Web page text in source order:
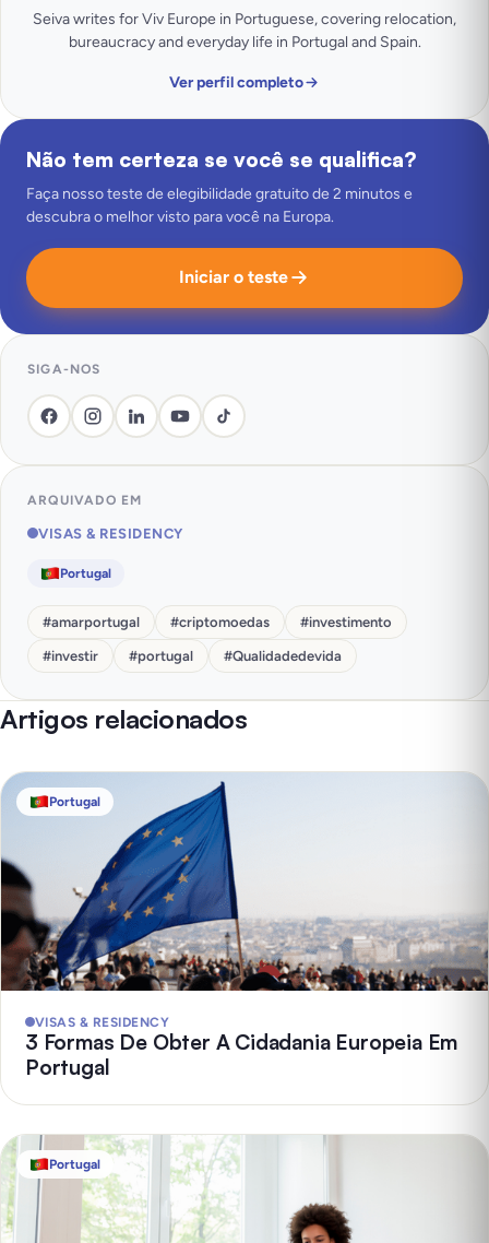
Seiva writes for Viv Europe in Portuguese, covering relocation,
bureaucracy and everyday life in Portugal and Spain.
Ver perfil completo
Não tem certeza se você se qualifica?
Faça nosso teste de elegibilidade gratuito de 2 minutos e
descubra o melhor visto para você na Europa.
Iniciar o teste
SIGA-NOS
ARQUIVADO EM
VISAS & RESIDENCY
Portugal
#amarportugal #criptomoedas #investimento
#investir #portugal #Qualidadedevida
Artigos relacionados
Portugal
VISAS & RESIDENCY
3 Formas De Obter A Cidadania Europeia Em
Portugal
Portugal